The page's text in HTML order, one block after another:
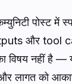
पोस्ट में
और tool
का विषय नहीं
और लागत को